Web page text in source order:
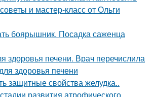
и мастер-класс от Ольги
боярышник. Посадка саженца
здоровья печени. Врач перечислила
здоровья печени
защитные свойства желудка..